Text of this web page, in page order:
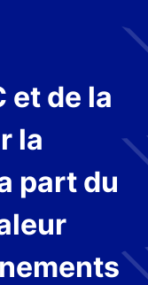
et de la
la
part du